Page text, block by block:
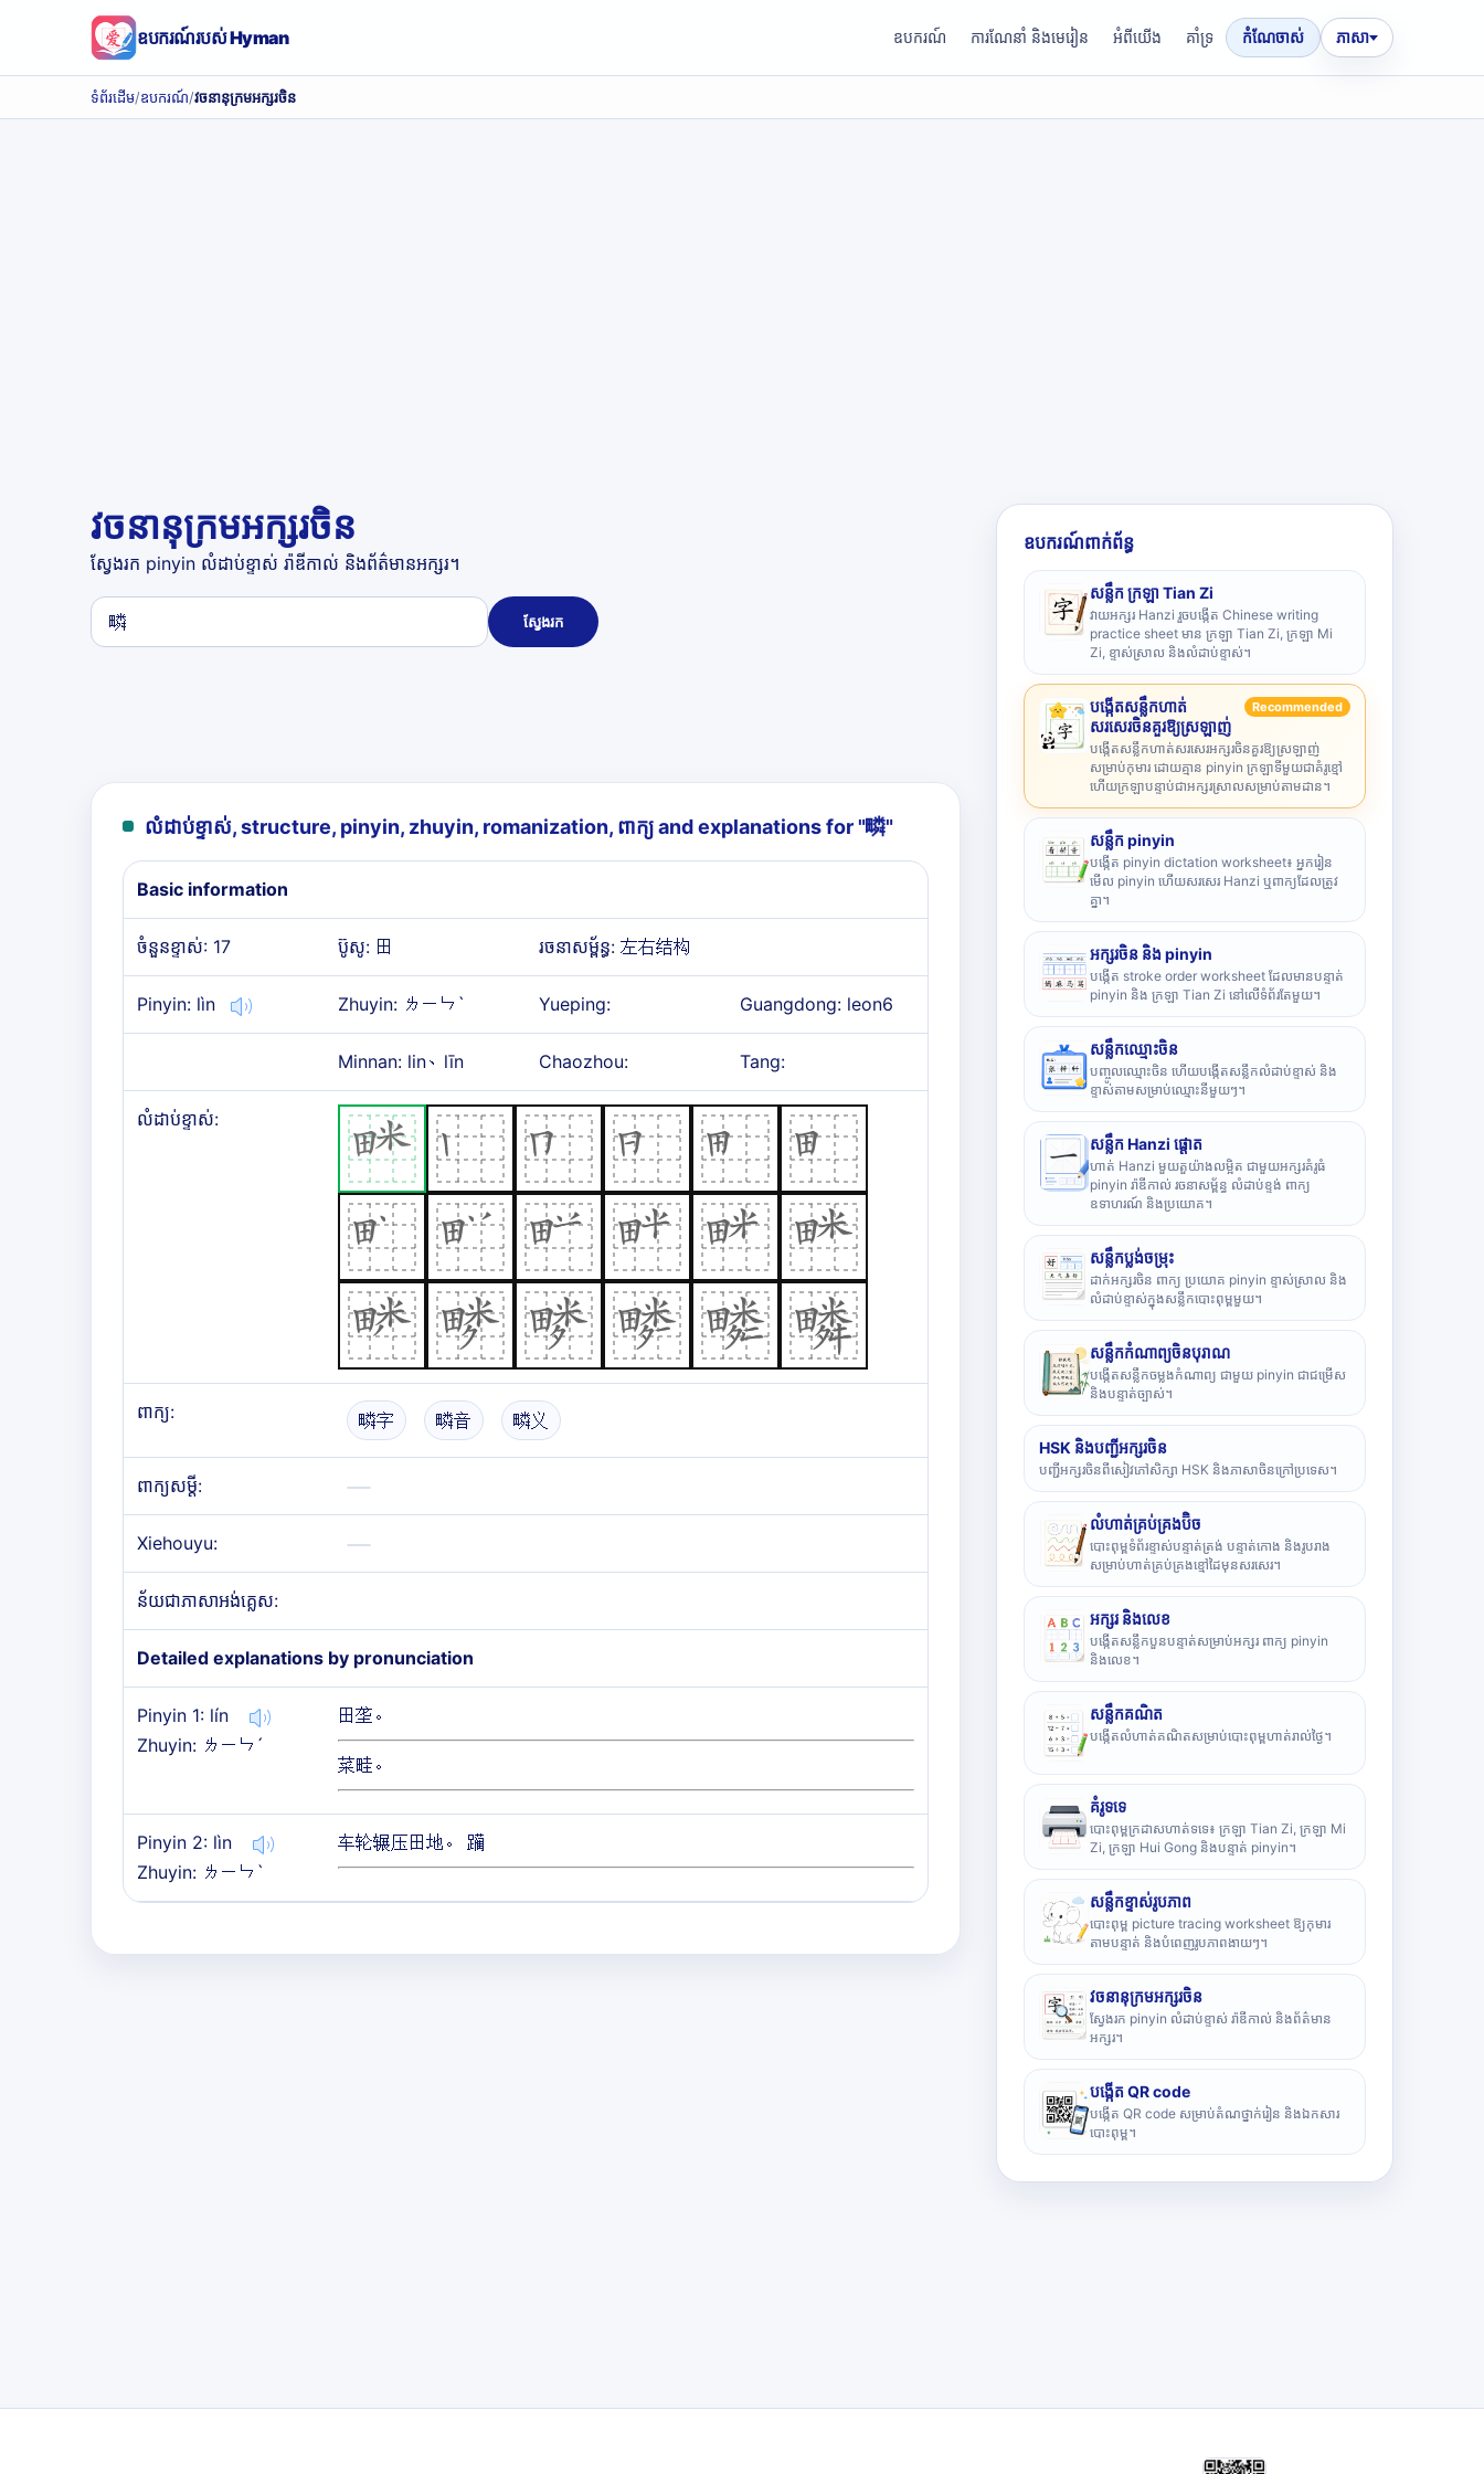
ឧបករណ៍របស់ Hyman ឧបករណ៍ ការណែនាំ និងមេរៀន អំពីយើង គាំទ្រ កំណែចាស់ ភាសា
ទំព័រដើម/ឧបករណ៍/វចនានុក្រមអក្សរចិន
វចនានុក្រមអក្សរចិន
ស្វែងរក pinyin លំដាប់ខ្ទាស់ រ៉ាឌីកាល់ និងព័ត៌មានអក្សរ។
ស្វែងរក
លំដាប់ខ្ទាស់, structure, pinyin, zhuyin, romanization, ពាក្យ and explanations for "疄"
Basic information
ចំនួនខ្ទាស់: 17 ប៊ូសូ: 田 រចនាសម្ព័ន្ធ: 左右结构
Pinyin: lìn Zhuyin: ㄌㄧㄣˋ Yueping: Guangdong: leon6
Minnan: lin、līn Chaozhou: Tang:
លំដាប់ខ្ទាស់:
ពាក្យ: 疄字 疄音 疄义
ពាក្យសម្តី:
Xiehouyu:
ន័យជាភាសាអង់គ្លេស:
Detailed explanations by pronunciation
Pinyin 1: lín
Zhuyin: ㄌㄧㄣˊ
田垄。
菜畦。
Pinyin 2: lìn
Zhuyin: ㄌㄧㄣˋ
车轮辗压田地。 躏
ឧបករណ៍ពាក់ព័ន្ធ
សន្លឹក ក្រឡា Tian Zi
វាយអក្សរ Hanzi រួចបង្កើត Chinese writing
practice sheet មាន ក្រឡា Tian Zi, ក្រឡា Mi
Zi, ខ្ទាស់ស្រាល និងលំដាប់ខ្ទាស់។
បង្កើតសន្លឹកហាត់
សរសេរចិនគួរឱ្យស្រឡាញ់
Recommended
បង្កើតសន្លឹកហាត់សរសេរអក្សរចិនគួរឱ្យស្រឡាញ់
សម្រាប់កុមារ ដោយគ្មាន pinyin ក្រឡាទីមួយជាគំរូខ្មៅ
ហើយក្រឡាបន្ទាប់ជាអក្សរស្រាលសម្រាប់តាមដាន។
សន្លឹក pinyin
បង្កើត pinyin dictation worksheet៖ អ្នករៀន
មើល pinyin ហើយសរសេរ Hanzi ឬពាក្យដែលត្រូវ
គ្នា។
អក្សរចិន និង pinyin
បង្កើត stroke order worksheet ដែលមានបន្ទាត់
pinyin និង ក្រឡា Tian Zi នៅលើទំព័រតែមួយ។
សន្លឹកឈ្មោះចិន
បញ្ចូលឈ្មោះចិន ហើយបង្កើតសន្លឹកលំដាប់ខ្ទាស់ និង
ខ្ទាស់តាមសម្រាប់ឈ្មោះនីមួយៗ។
សន្លឹក Hanzi ផ្តោត
ហាត់ Hanzi មួយតួយ៉ាងលម្អិត ជាមួយអក្សរគំរូធំ
pinyin រ៉ាឌីកាល់ រចនាសម្ព័ន្ធ លំដាប់ខ្ទង់ ពាក្យ
ឧទាហរណ៍ និងប្រយោគ។
សន្លឹកប្លង់ចម្រុះ
ដាក់អក្សរចិន ពាក្យ ប្រយោគ pinyin ខ្ទាស់ស្រាល និង
លំដាប់ខ្ទាស់ក្នុងសន្លឹកបោះពុម្ពមួយ។
សន្លឹកកំណាព្យចិនបុរាណ
បង្កើតសន្លឹកចម្លងកំណាព្យ ជាមួយ pinyin ជាជម្រើស
និងបន្ទាត់ច្បាស់។
HSK និងបញ្ជីអក្សរចិន
បញ្ជីអក្សរចិនពីសៀវភៅសិក្សា HSK និងភាសាចិនក្រៅប្រទេស។
លំហាត់គ្រប់គ្រងប៊ិច
បោះពុម្ពទំព័រខ្ទាស់បន្ទាត់ត្រង់ បន្ទាត់កោង និងរូបរាង
សម្រាប់ហាត់គ្រប់គ្រងខ្មៅដៃមុនសរសេរ។
អក្សរ និងលេខ
បង្កើតសន្លឹកបួនបន្ទាត់សម្រាប់អក្សរ ពាក្យ pinyin
និងលេខ។
សន្លឹកគណិត
បង្កើតលំហាត់គណិតសម្រាប់បោះពុម្ពហាត់រាល់ថ្ងៃ។
គំរូទទេ
បោះពុម្ពក្រដាសហាត់ទទេ៖ ក្រឡា Tian Zi, ក្រឡា Mi
Zi, ក្រឡា Hui Gong និងបន្ទាត់ pinyin។
សន្លឹកខ្ទាស់រូបភាព
បោះពុម្ព picture tracing worksheet ឱ្យកុមារ
តាមបន្ទាត់ និងបំពេញរូបភាពងាយៗ។
វចនានុក្រមអក្សរចិន
ស្វែងរក pinyin លំដាប់ខ្ទាស់ រ៉ាឌីកាល់ និងព័ត៌មាន
អក្សរ។
បង្កើត QR code
បង្កើត QR code សម្រាប់តំណថ្នាក់រៀន និងឯកសារ
បោះពុម្ព។